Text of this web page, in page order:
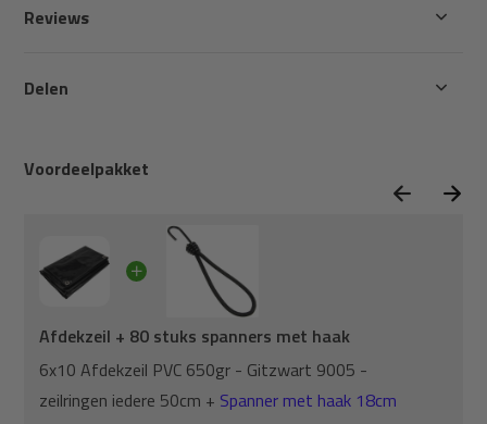
Voordeelpakket
Afdekzeil + 80 stuks spanners met haak
6x10 Afdekzeil PVC 650gr - Gitzwart 9005 -
zeilringen iedere 50cm + Spanner met haak 18cm
Reviews
Delen